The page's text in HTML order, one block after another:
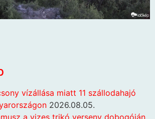
vízállása miatt 11 szállodahajó
2026.08.05.